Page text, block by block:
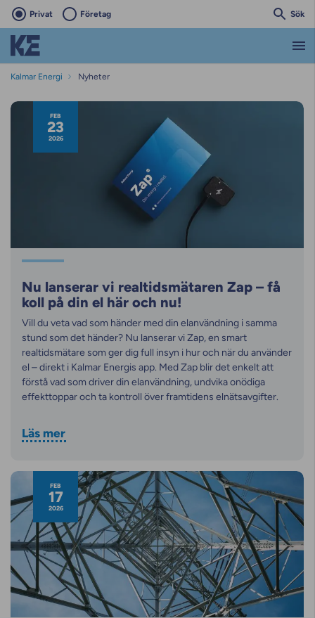
Privat Företag Sök
Kalmar Energi Nyheter
Nyhetsarkiv
FEB
23
2026
Nu lanserar vi realtidsmätaren Zap – få
koll på din el här och nu!
Vill du veta vad som händer med din elanvändning i samma
stund som det händer? Nu lanserar vi Zap, en smart
realtidsmätare som ger dig full insyn i hur och när du använder
el – direkt i Kalmar Energis app. Med Zap blir det enkelt att
förstå vad som driver din elanvändning, undvika onödiga
effekttoppar och ta kontroll över framtidens elnätsavgifter.
Läs mer
FEB
17
2026